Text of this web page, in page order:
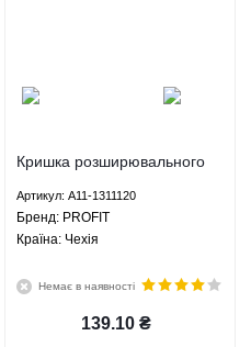
Кришка розширювального
Карі/Арізо 3/Тіго 2 - A11-
1311120 PROFIT
Артикул: A11-1311120
Брeнд: PROFIT
Країна: Чехія
Немає в наявності
139.10 ₴